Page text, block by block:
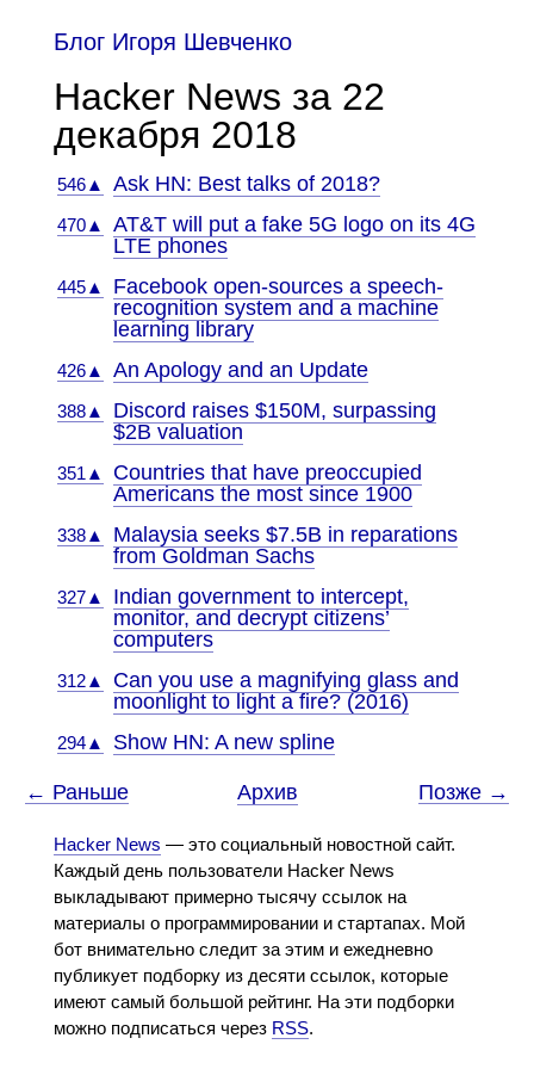
Блог Игоря Шевченко
Hacker News за 22
декабря 2018
546▲ Ask HN: Best talks of 2018?
470▲
AT&T will put a fake 5G logo on its 4G
LTE phones
445▲
Facebook open-sources a speech-
recognition system and a machine
learning library
426▲ An Apology and an Update
388▲
Discord raises $150M, surpassing
$2B valuation
351▲
Countries that have preoccupied
Americans the most since 1900
338▲
Malaysia seeks $7.5B in reparations
from Goldman Sachs
327▲
Indian government to intercept,
monitor, and decrypt citizens’
computers
312▲
Can you use a magnifying glass and
moonlight to light a fire? (2016)
294▲ Show HN: A new spline
← Раньше Архив Позже →
Hacker News — это социальный новостной сайт.
Каждый день пользователи Hacker News
выкладывают примерно тысячу ссылок на
материалы о программировании и стартапах. Мой
бот внимательно следит за этим и ежедневно
публикует подборку из десяти ссылок, которые
имеют самый большой рейтинг. На эти подборки
можно подписаться через RSS.